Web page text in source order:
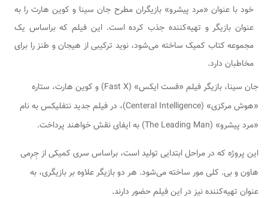
خود با عنوان «مرد پیشرو» بازیگران مطرح جان سینا و کوین هارت را به
عنوان بازیگر و تهیه‌کننده جذب کرده است. این فیلم که براساس یک
مجموعه کتاب کمیک ساخته می‌شود، نوید ترکیبی از هیجان و طنز را برای
مخاطبان دارد.
جان سینا، بازیگر فیلم «فست ایکس» (Fast X) و کوین هارت، ستاره
«هوش مرکزی» (Centeral Intelligence)، در فیلم جدید نتفلیکس به نام
«مرد پیشرو» (The Leading Man) به ایفای نقش خواهند پرداخت.
این پروژه که در مراحل ابتدایی تولید است، براساس سری کمیکی از جِرِمی
هاون و بی. کلی مور ساخته می‌شود. هر دو بازیگر علاوه بر بازیگری، به
عنوان تهیه‌کننده نیز در این فیلم حضور دارند.